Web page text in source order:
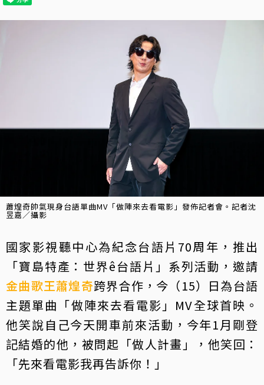
蕭煌奇帥氣現身台語單曲MV「做陣來去看電影」發佈記者會。記者沈
昱嘉／攝影
國家影視聽中心為紀念台語片70周年，推出
「寶島特產：世界ê台語片」系列活動，邀請
金曲歌王蕭煌奇跨界合作，今（15）日為台語
主題單曲「做陣來去看電影」MV全球首映。
他笑說自己今天開車前來活動，今年1月剛登
記結婚的他，被問起「做人計畫」，他笑回：
「先來看電影我再告訴你！」